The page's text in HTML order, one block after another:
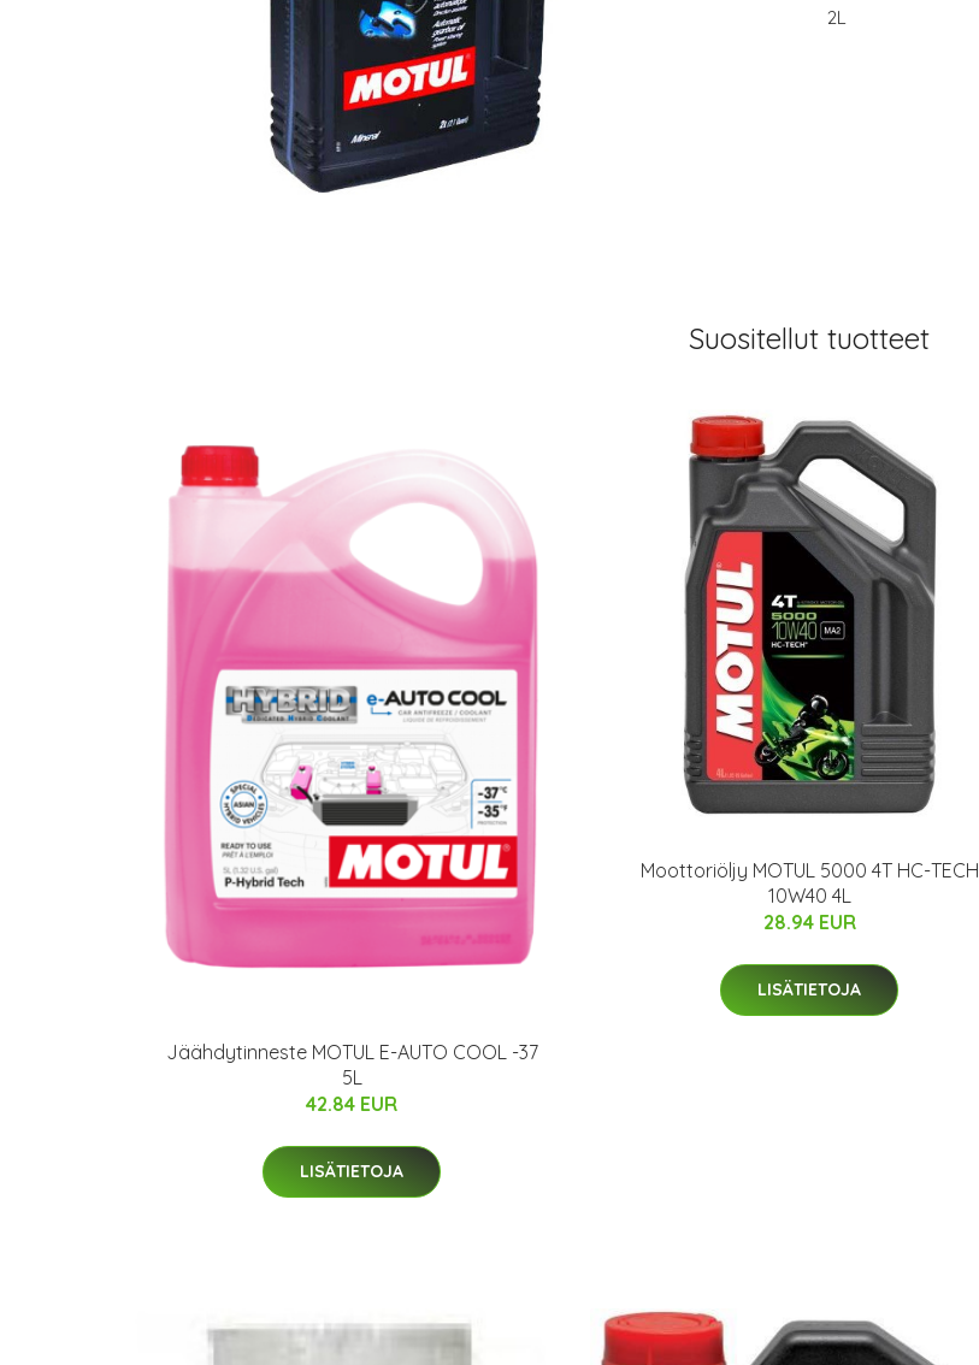
2L
Suositellut tuotteet
Jäähdytinneste MOTUL E-AUTO COOL -37
5L
42.84 EUR
LISÄTIETOJA
Moottoriöljy MOTUL 5000 4T HC-TECH
10W40 4L
28.94 EUR
LISÄTIETOJA